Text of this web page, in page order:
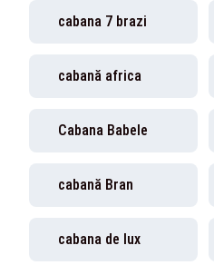
cabana 7 brazi
cabană africa
Cabana Babele
cabană Bran
cabana de lux